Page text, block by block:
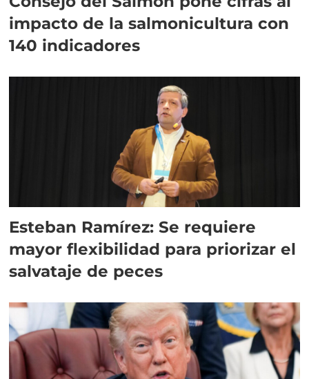
impacto de la salmonicultura con
140 indicadores
Esteban Ramírez: Se requiere
mayor flexibilidad para priorizar el
salvataje de peces